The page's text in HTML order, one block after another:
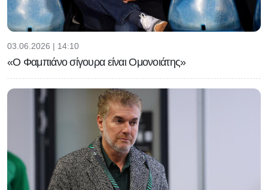
03.06.2026 | 14:10
«Ο Φαμπιάνο σίγουρα είναι Ομονοιάτης»